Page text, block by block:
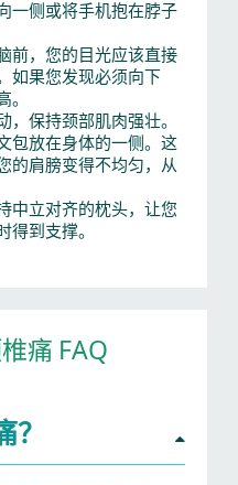
一侧或将手机抱在脖子
前，您的目光应该直接
如果您发现必须向下
保持颈部肌肉强壮。
包放在身体的一侧。这
的肩膀变得不均匀，从
中立对齐的枕头，让您
到支撑。
痛 FAQ